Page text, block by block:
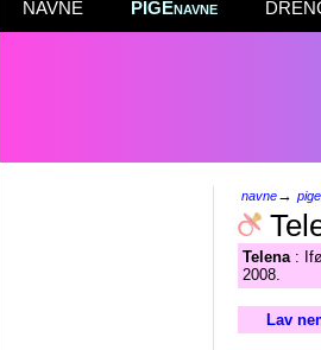
NAVNE PIGEnavne
navne→
Telena:
2008.
Lav